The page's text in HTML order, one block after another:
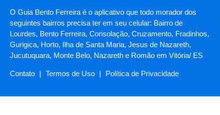
O Guia Bento Ferreira é o aplicativo que todo morador dos
seguintes bairros precisa ter em seu celular: Bairro de
Lourdes, Bento Ferreira, Consolação, Cruzamento, Fradinhos,
Gurigica, Horto, Ilha de Santa Maria, Jesus de Nazareth,
Jucutuquara, Monte Belo, Nazareth e Romão em Vitória/ ES
Contato | Termos de Uso | Política de Privacidade